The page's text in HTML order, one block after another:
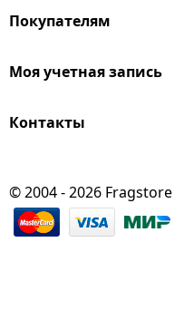
Покупателям
Моя учетная запись
Контакты
© 2004 - 2026 Fragstore